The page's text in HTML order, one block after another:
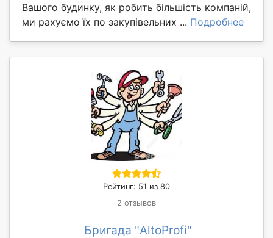
Вашого будинку, як робить більшість компаній,
ми рахуємо їх по закупівельних ... Подробнее
Рейтинг: 51 из 80
2 отзывов
Бригада "AltoProfi"